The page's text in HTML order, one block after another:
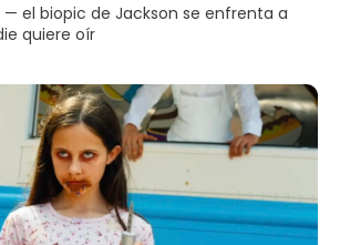
— el biopic de Jackson se enfrenta a
quiere oír